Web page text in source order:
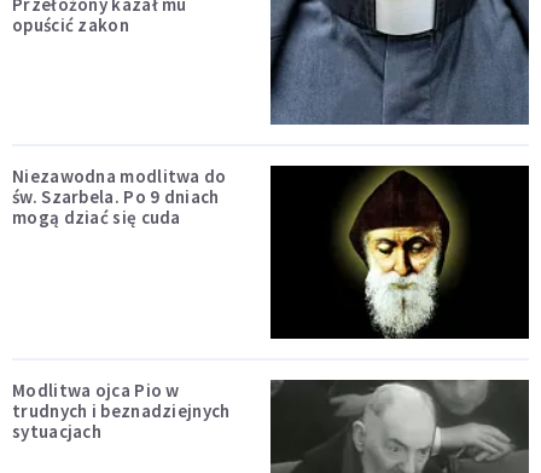
opuścić zakon
Niezawodna modlitwa do
św. Szarbela. Po 9 dniach
mogą dziać się cuda
Modlitwa ojca Pio w
trudnych i beznadziejnych
sytuacjach